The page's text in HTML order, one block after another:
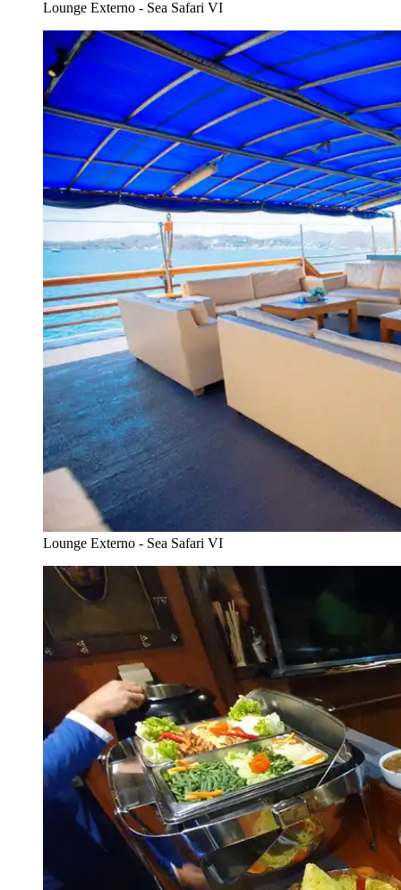
Lounge Externo - Sea Safari VI
Lounge Externo - Sea Safari VI